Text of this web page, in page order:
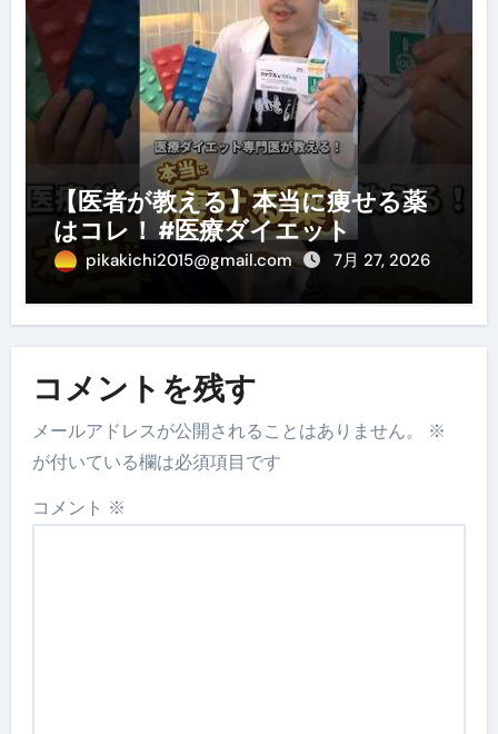
【医者が教える】本当に痩せる薬
はコレ！ #医療ダイエット
pikakichi2015@gmail.com 7月 27, 2026
コメントを残す
メールアドレスが公開されることはありません。
※
が付いている欄は必須項目です
コメント ※